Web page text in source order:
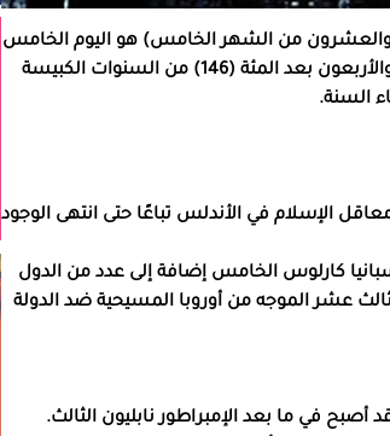
أو 25 نوَّار أو يوم 25 \ 5 (اليوم الخامس والعشرون من الشهر الخامس) هو اليوم الخامس
والأربعون بعد المئة (145) من السنوات البسيطة، أو اليوم السادس والأربعون بعد المئة (146) من السنوات الكبيسة
الإسلام في الأندلس تباعًا حتى انتهى الوجود
كارلوس الخامس إضافة إلى عدد من الدول
عشر الموجه من أوروبا المسيحية ضد الدولة